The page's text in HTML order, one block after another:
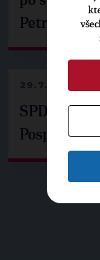
Petrem
29.7.2026
SPD už
Pospíšil: Je